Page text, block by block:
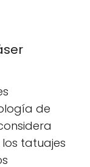
de
los tatuajes